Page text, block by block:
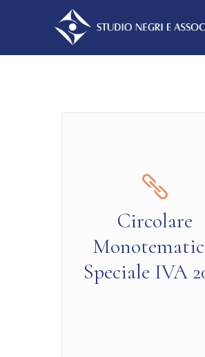
Circolare
Speciale IVA